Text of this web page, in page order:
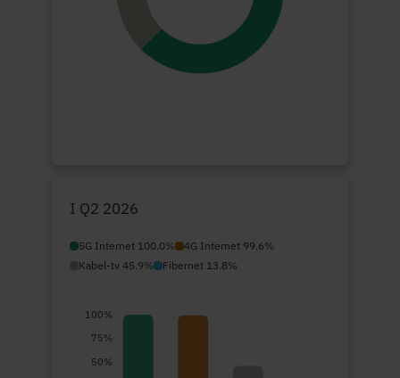
I Q2 2026
5G Internet 100.0%
4G Internet 99.6%
Kabel-tv 45.9%
Fibernet 13.8%
100%
75%
50%